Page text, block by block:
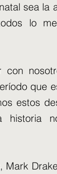
sea la
lo
con
que
estos
Mark